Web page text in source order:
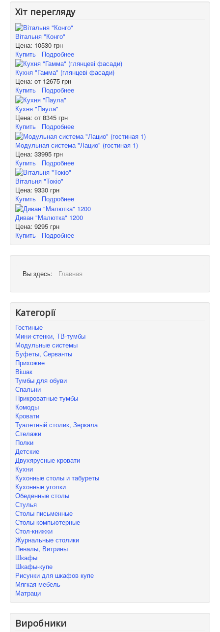
Хіт перегляду
Вітальня "Конго"
Цена: 10530 грн
Купить
Подробнее
Кухня "Гамма" (глянцеві фасади)
Цена: от 12675 грн
Купить
Подробнее
Кухня "Паула"
Цена: от 8345 грн
Купить
Подробнее
Модульная система "Лацио" (гостиная 1)
Цена: 33995 грн
Купить
Подробнее
Вітальня "Токіо"
Цена: 9330 грн
Купить
Подробнее
Диван "Малютка" 1200
Цена: 9295 грн
Купить
Подробнее
Вы здесь: Главная
Категорії
Гостиные
Мини-стенки, ТВ-тумбы
Модульные системы
Буфеты, Серванты
Прихожие
Вішак
Тумбы для обуви
Спальни
Прикроватные тумбы
Комоды
Кровати
Туалетный столик, Зеркала
Стелажи
Полки
Детские
Двухярусные кровати
Кухни
Кухонные столы и табуреты
Кухонные уголки
Обеденные столы
Стулья
Столы письменные
Столы компьютерные
Стол-книжки
Журнальные столики
Пеналы, Витрины
Шкафы
Шкафы-купе
Рисунки для шкафов купе
Мягкая мебель
Матраци
Виробники